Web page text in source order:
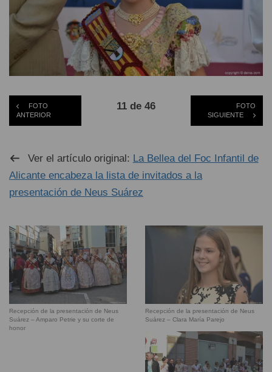
FOTO
ANTERIOR
11 de 46
FOTO
SIGUIENTE
Ver el artículo original: La Bellea del Foc Infantil de
Alicante encabeza la lista de invitados a la
presentación de Neus Suárez
Recepción de la presentación de Neus
Suárez – Amparo Petrie y su corte de
honor
Recepción de la presentación de Neus
Suárez – Clara María Parejo